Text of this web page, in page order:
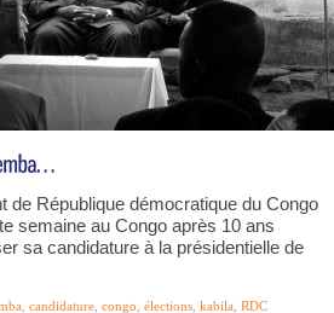
de République démocratique du Congo
semaine au Congo après 10 ans
sa candidature à la présidentielle de
candidature congo élections kabila RDC